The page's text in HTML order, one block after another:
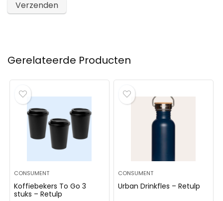
Gerelateerde Producten
CONSUMENT
Koffiebekers To Go 3
stuks – Retulp
CONSUMENT
Urban Drinkfles – Retulp